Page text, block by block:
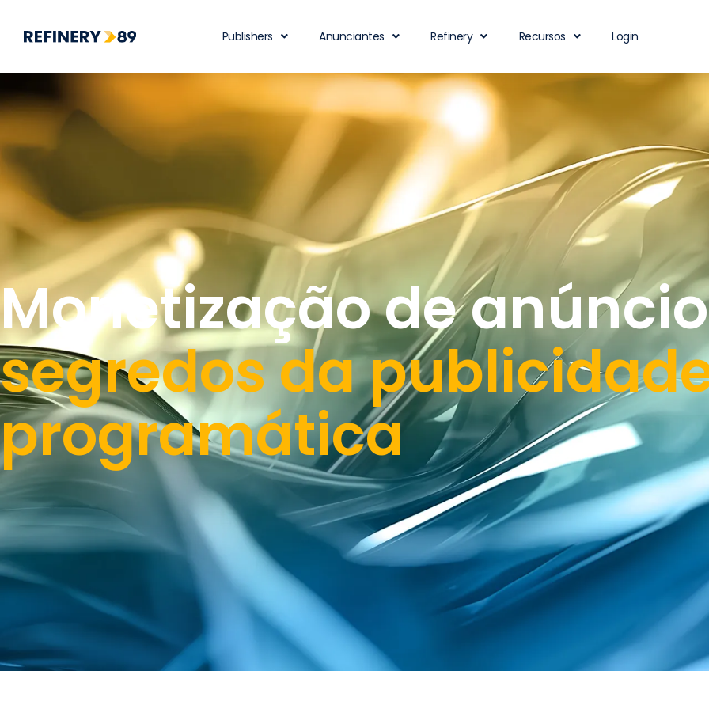
Publishers Anunciantes Refinery Recursos Login
Monetização de
segredos da
programática